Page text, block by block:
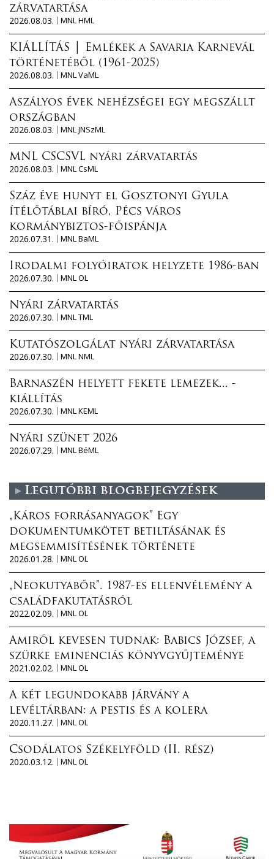
zárvatartása
2026.08.03.
MNL HML
KIÁLLÍTÁS │ Emlékek a Savaria Karnevál
történetéből (1961-2025)
2026.08.03.
MNL VaML
Aszályos évek nehézségei egy megszállt
országban
2026.08.03.
MNL JNSzML
MNL CSCSVL nyári zárvatartás
2026.08.03.
MNL CsML
Száz éve hunyt el Gosztonyi Gyula
ítélőtáblai bíró, Pécs város
kormánybiztos-főispánja
2026.07.31.
MNL BaML
Irodalmi folyóiratok helyzete 1986-ban
2026.07.30.
MNL OL
Nyári zárvatartás
2026.07.30.
MNL TML
Kutatószolgálat nyári zárvatartása
2026.07.30.
MNL NML
Barnaszén helyett fekete lemezek... -
kiállítás
2026.07.30.
MNL KEML
Nyári szünet 2026
2026.07.29.
MNL BéML
Legutóbbi blogbejegyzések
„Káros forrásanyagok” Egy
dokumentumkötet betiltásának és
megsemmisítésének története
2026.01.28.
MNL OL
„Neokutyabőr”. 1987-es ellenvélemény a
családfakutatásról
2022.02.09.
MNL OL
Amiről kevesen tudnak: Babics József, a
szürke eminenciás könyvgyűjteménye
2021.02.02.
MNL OL
A két legundokabb járvány a
levéltárban: a pestis és a kolera
2020.11.27.
MNL OL
Csodálatos Székelyföld (II. rész)
2020.03.12.
MNL OL